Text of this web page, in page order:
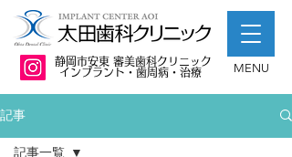
​静岡市安東 審美歯科クリニック
インプラント・歯周病・治療
MENU
記事
記事一覧